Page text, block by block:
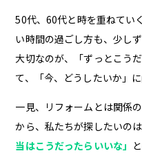
50代、60代と時を重ねてい
い時間の過ごし方も、少し
大切なのが、「ずっとこう
て、「今、どうしたいか」に
一見、リフォームとは関係
から、私たちが探したいの
当はこうだったらいいな」